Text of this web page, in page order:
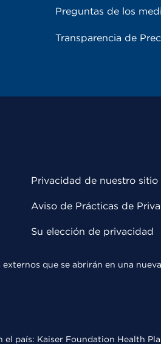
Preguntas de los
Transparencia de
Privacidad de nuestro sitio
Aviso de Prácticas de
Su elección de privacidad
que se abrirán en una
el país: Kaiser Foundation Health